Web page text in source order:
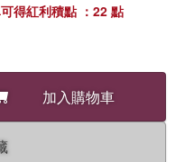
加入購物車
得紅利積點 ：22 點